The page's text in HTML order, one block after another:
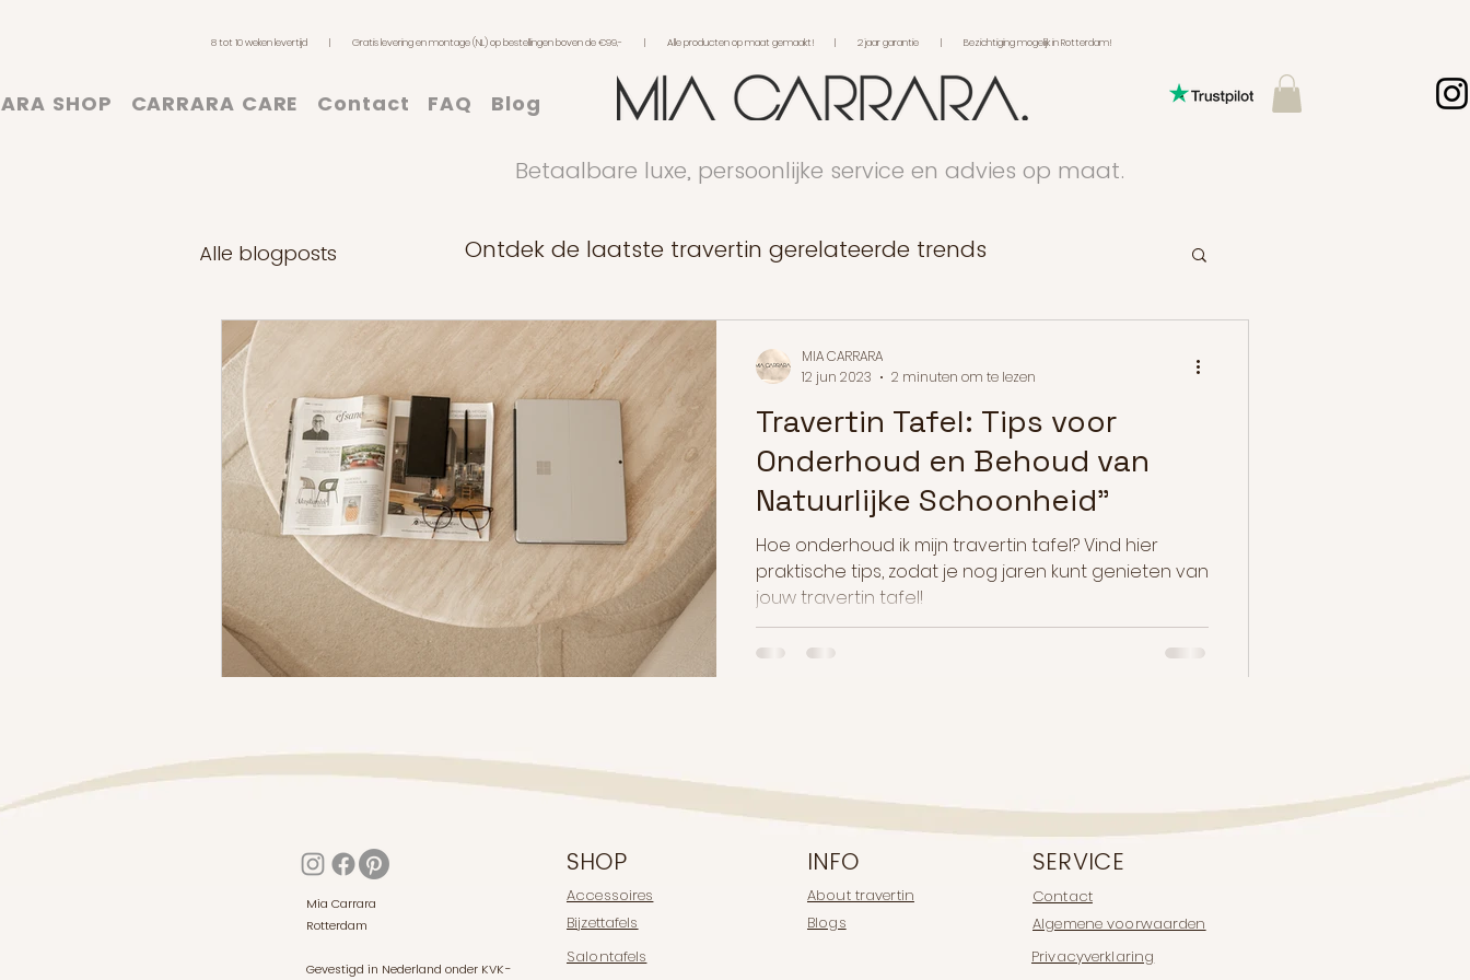
8 tot 10 weken levertijd | Gratis levering en montage (NL) op bestellingen boven de €99,- | Alle producten op maat gemaakt! | 2 jaar garantie | Bezichtiging mogelijk in Rotterdam!
SHOP CARRARA CARE Contact FAQ Blog
Betaalbare luxe, persoonlijke service en advies op maat.
Alle blogposts
Travertin Tafel: Tips voor
Onderhoud en Behoud van
Natuurlijke Schoonheid"
Hoe onderhoud ik mijn travertin tafel? Vind hier
praktische tips, zodat je nog jaren kunt genieten van
jouw travertin tafel!
MIA CARRARA
12 jun 2023
2 minuten om te lezen
Ontdek de laatste travertin gerelateerde trends
Mia Carrara
Rotterdam
Gevestigd in Nederland onder KVK-
SHOP
Accessoires
Bijzettafels
Salontafels
INFO
About travertin
Blogs
SERVICE
Contact
Algemene voorwaarden
Privacyverklaring